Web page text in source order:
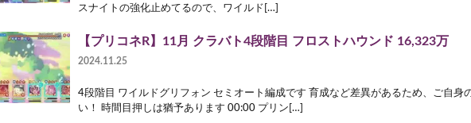
スナイトの強化止めてるので、ワイルド[…]
【プリコネR】11月 クラバト4段階目 フロストハウンド 16,323万
2024.11.25
4段階目 ワイルドグリフォン セミオート編成です 育成など差異があるため、ご自身
い！ 時間目押しは猶予あります 00:00 プリン[…]